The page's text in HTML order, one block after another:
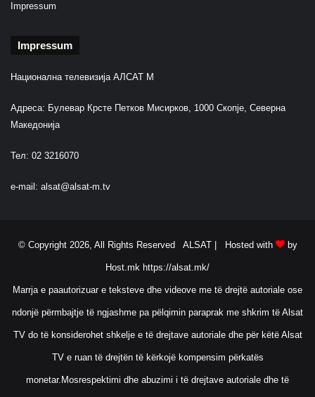
Impressum
Impressum
Национална телевизија АЛСАТ М
Адреса: Булевар Крсте Петков Мисирков, 1000 Скопје, Северна
Македонија
Тел: 02 3216070
e-mail: alsat@alsat-m.tv
© Copyright 2026, All Rights Reserved ALSAT | Hosted with by
Host.mk https://alsat.mk/
Marrja e paautorizuar e teksteve dhe videove me të drejtë autoriale ose
ndonjë përmbajtje të ngjashme pa pëlqimin paraprak me shkrim të Alsat
TV do të konsiderohet shkelje e të drejtave autoriale dhe për këtë Alsat
TV e ruan të drejtën të kërkojë kompensim përkatës
monetar.Mosrespektimi dhe abuzimi i të drejtave autoriale dhe të